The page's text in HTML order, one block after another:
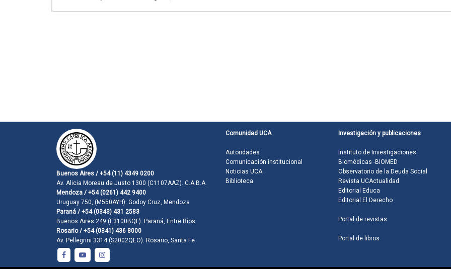
Buenos Aires / +54 (11) 4349 0200
Av. Alicia Moreau de Justo 1300 (C1107AAZ). C.A.B.A.
Mendoza / +54 (0261) 442 9400
Uruguay 750, (M550AYH). Godoy Cruz, Mendoza
Paraná / +54 (0343) 431 2583
Buenos Aires 249 (E3100BQF). Paraná, Entre Ríos
Rosario / +54 (0341) 436 8000
Av. Pellegrini 3314 (S2002QEO). Rosario, Santa Fe
Comunidad UCA
Autoridades
Comunicación institucional
Noticias UCA
Biblioteca
Investigación y publicaciones
Instituto de Investigaciones
Biomédicas -BIOMED
Observatorio de la Deuda Social
Revista UCActualidad
Editorial Educa
Editorial El Derecho
Portal de revistas
Portal de libros